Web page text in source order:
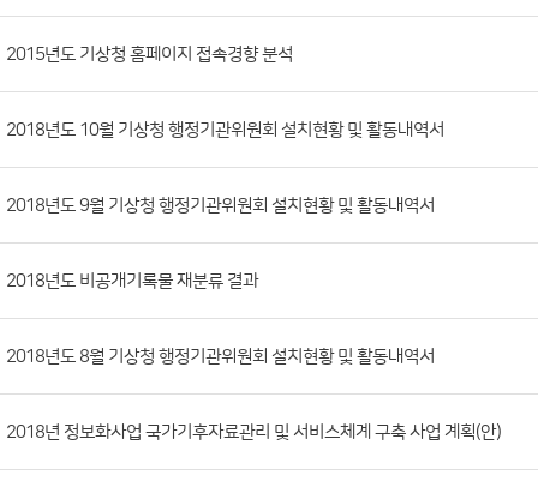
목
록
류,
첨
부
일,
조
회
2015년도 기상청 홈페이지 접속경향 분석
2018년도 10월 기상청 행정기관위원회 설치현황 및 활동내역서
2018년도 9월 기상청 행정기관위원회 설치현황 및 활동내역서
2018년도 비공개기록물 재분류 결과
2018년도 8월 기상청 행정기관위원회 설치현황 및 활동내역서
2018년 정보화사업 국가기후자료관리 및 서비스체계 구축 사업 계획(안)